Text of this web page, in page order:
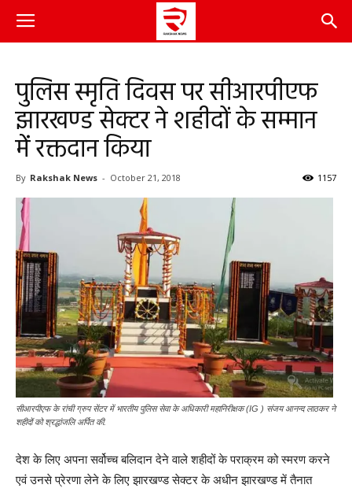
पुलिस स्मृति दिवस पर सीआरपीएफ
झारखण्ड सेक्टर ने शहीदों के सम्मान
में रक्तदान किया
By Rakshak News - October 21, 2018 1157
सीआरपीएफ के रांची ग्रुप सेंटर में भारतीय पुलिस सेवा के अधिकारी महानिरीक्षक (IG ) संजय आनन्द लाठकर ने
शहीदों को श्रद्धांजलि अर्पित की.
देश के लिए अपना सर्वोच्च बलिदान देने वाले शहीदों के पराक्रम को स्मरण करने
एवं उनसे प्रेरणा लेने के लिए झारखण्ड सेक्टर के अधीन झारखण्ड में तैनात